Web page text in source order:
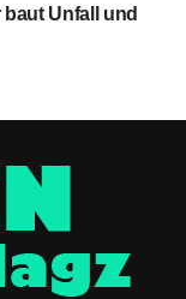
Unfall und